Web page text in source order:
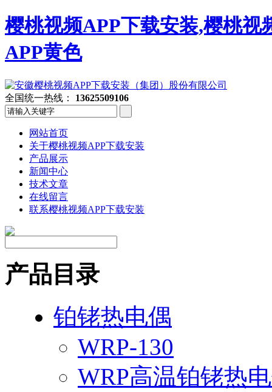
樱桃视频APP下载安装,樱桃
APP黄色
全国统一热线： 13625509106
网站首页
关于樱桃视频APP下载安装
产品展示
新闻中心
技术文章
在线留言
联系樱桃视频APP下载安装
产品目录
铂铑热电偶
WRP-130
WRP高温铂铑热